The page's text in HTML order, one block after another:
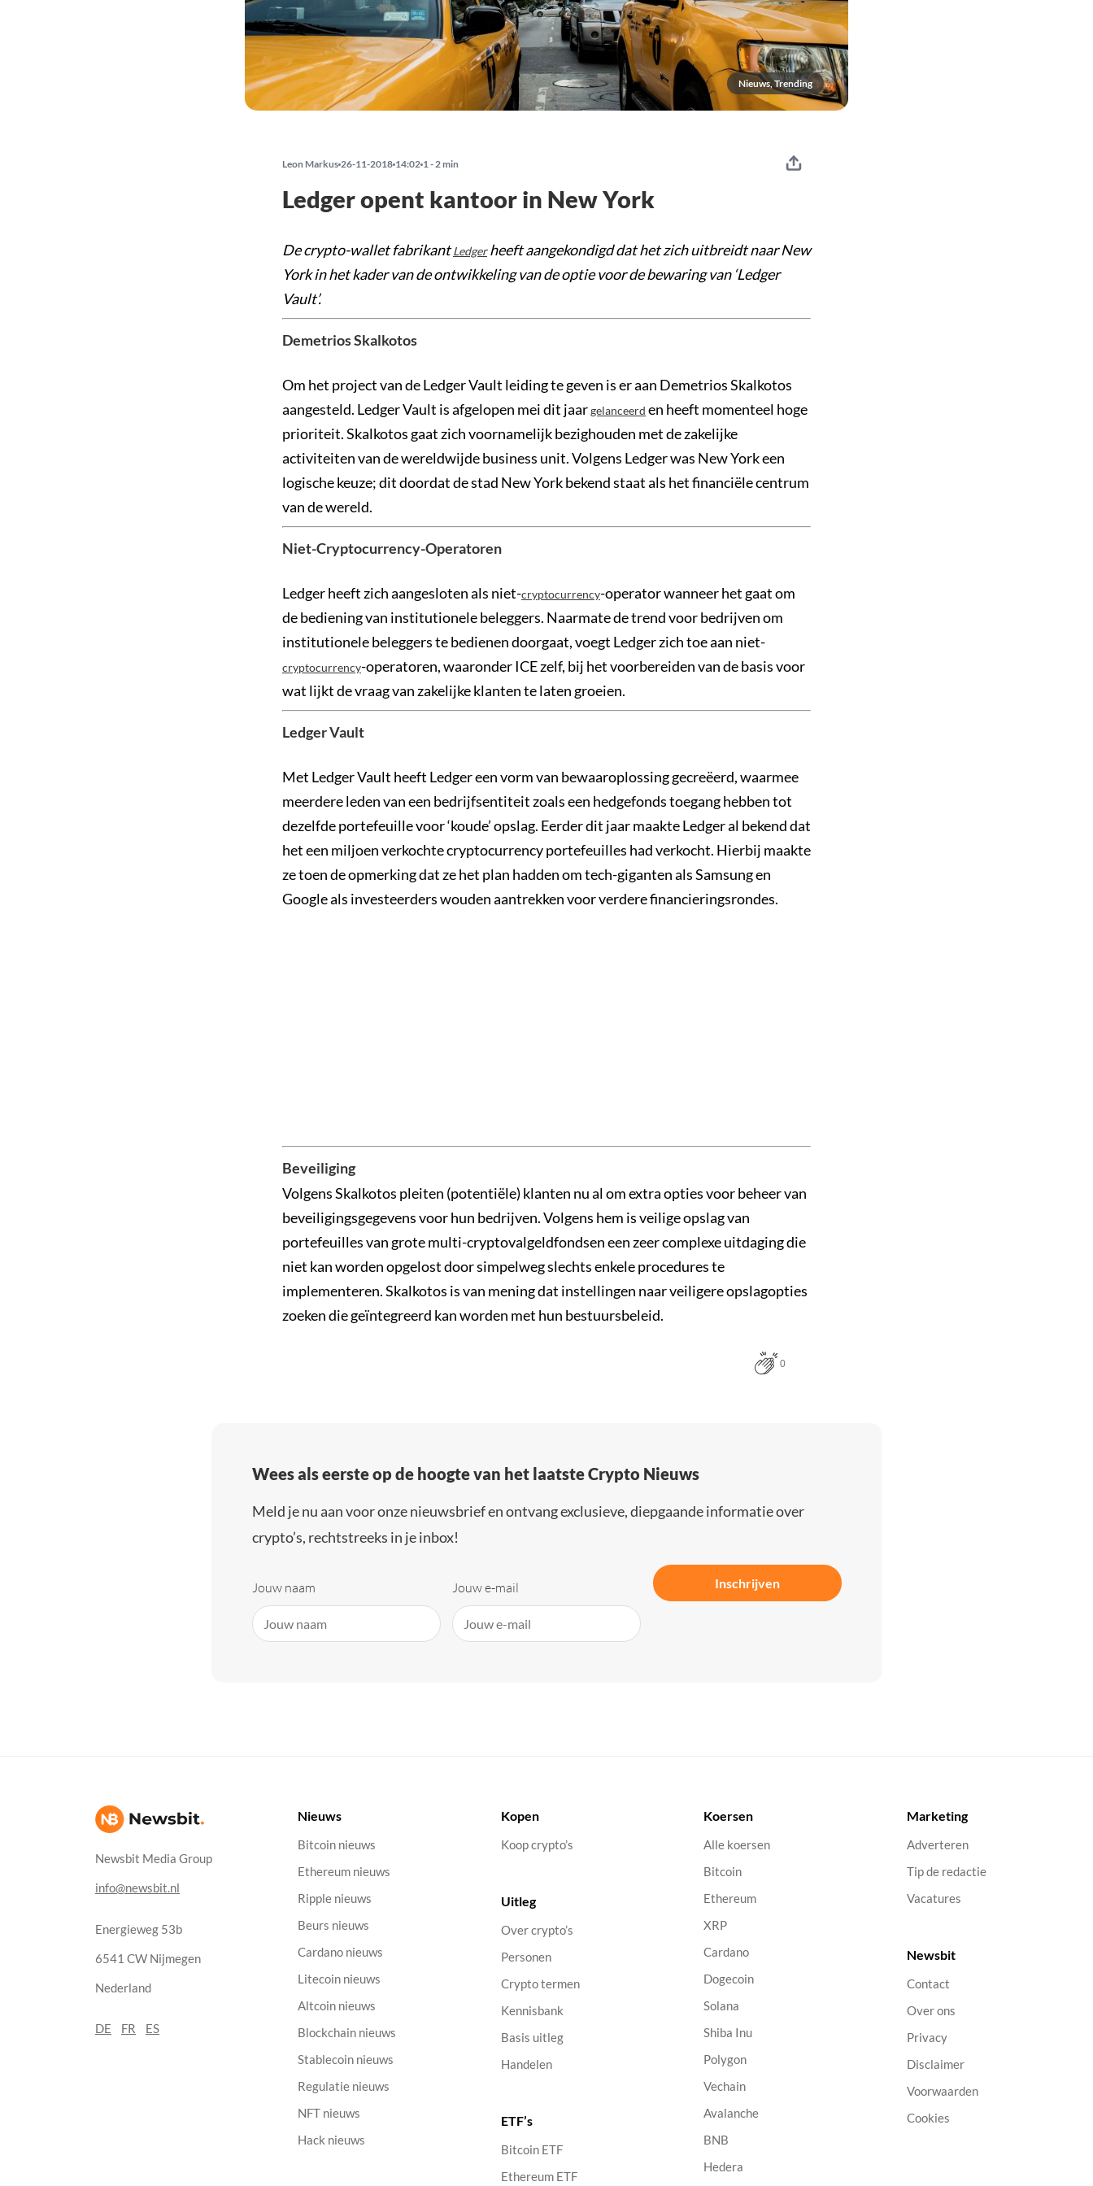
Nieuws, Trending
Leon Markus 26-11-2018 14:02 1 - 2 min
Ledger opent kantoor in New York
De crypto-wallet fabrikantLedgerheeft aangekondigd dat het zich uitbreidt naar New
York in het kader van de ontwikkeling van de optie voor de bewaring van ‘Ledger
Vault’.
Demetrios Skalkotos
Om het project van de Ledger Vault leiding te geven is er aan Demetrios Skalkotos
aangesteld. Ledger Vault is afgelopen mei dit jaargelanceerd en heeft momenteel hoge
prioriteit. Skalkotos gaat zich voornamelijk bezighouden met de zakelijke
activiteiten van de wereldwijde business unit. Volgens Ledger was New York een
logische keuze; dit doordat de stad New York bekend staat als het financiële centrum
van de wereld.
Niet-Cryptocurrency-Operatoren
Ledger heeft zich aangesloten als niet-cryptocurrency-operator wanneer het gaat om
de bediening van institutionele beleggers. Naarmate de trend voor bedrijven om
institutionele beleggers te bedienen doorgaat, voegt Ledger zich toe aan niet-
cryptocurrency-operatoren, waaronder ICE zelf, bij het voorbereiden van de basis voor
wat lijkt de vraag van zakelijke klanten te laten groeien.
Ledger Vault
Met Ledger Vault heeft Ledger een vorm van bewaaroplossing gecreëerd, waarmee
meerdere leden van een bedrijfsentiteit zoals een hedgefonds toegang hebben tot
dezelfde portefeuille voor ‘koude’ opslag. Eerder dit jaar maakte Ledger al bekend dat
het een miljoen verkochte cryptocurrency portefeuilles had verkocht. Hierbij maakte
ze toen de opmerking dat ze het plan hadden om tech-giganten als Samsung en
Google als investeerders wouden aantrekken voor verdere financieringsrondes.
Beveiliging
Volgens Skalkotos pleiten (potentiële) klanten nu al om extra opties voor beheer van
beveiligingsgegevens voor hun bedrijven. Volgens hem is veilige opslag van
portefeuilles van grote multi-cryptovalgeldfondsen een zeer complexe uitdaging die
niet kan worden opgelost door simpelweg slechts enkele procedures te
implementeren. Skalkotos is van mening dat instellingen naar veiligere opslagopties
zoeken die geïntegreerd kan worden met hun bestuursbeleid.
0
Wees als eerste op de hoogte van het laatste Crypto Nieuws
Meld je nu aan voor onze nieuwsbrief en ontvang exclusieve, diepgaande informatie over
crypto’s, rechtstreeks in je inbox!
Jouw naam Jouw e-mail Inschrijven
Newsbit Media Group
info@newsbit.nl
Energieweg 53b
6541 CW Nijmegen
Nederland
DE FR ES
Nieuws
Bitcoin nieuws
Ethereum nieuws
Ripple nieuws
Beurs nieuws
Cardano nieuws
Litecoin nieuws
Altcoin nieuws
Blockchain nieuws
Stablecoin nieuws
Regulatie nieuws
NFT nieuws
Hack nieuws
Kopen
Koop crypto’s
Uitleg
Over crypto’s
Personen
Crypto termen
Kennisbank
Basis uitleg
Handelen
ETF’s
Bitcoin ETF
Ethereum ETF
Koersen
Alle koersen
Bitcoin
Ethereum
XRP
Cardano
Dogecoin
Solana
Shiba Inu
Polygon
Vechain
Avalanche
BNB
Hedera
Marketing
Adverteren
Tip de redactie
Vacatures
Newsbit
Contact
Over ons
Privacy
Disclaimer
Voorwaarden
Cookies